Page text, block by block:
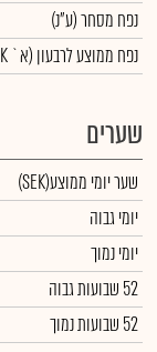
נפח מסחר(ע"נ)
נפח ממוצע לרבעון (א` SEK)
שערים
שער יומי ממוצע(SEK)
יומי גבוה
יומי נמוך
52 שבועות גבוה
52 שבועות נמוך